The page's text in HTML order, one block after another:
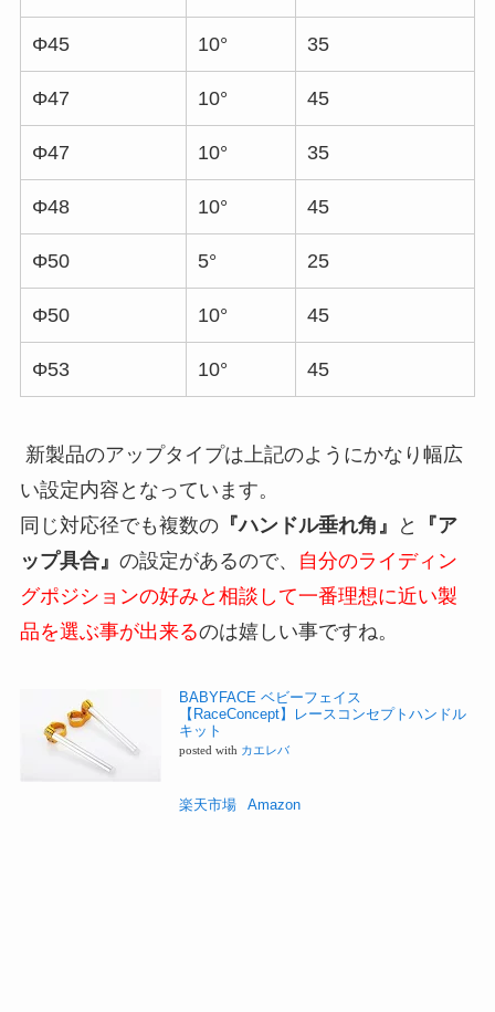
Φ45 10° 35
Φ47 10° 45
Φ47 10° 35
Φ48 10° 45
Φ50 5° 25
Φ50 10° 45
Φ53 10° 45
新製品のアップタイプは上記のようにかなり幅広
い設定内容となっています。
同じ対応径でも複数の『ハンドル垂れ角』 と
『ア
ップ具合』 の設定があるので、
自分のライディン
グポジションの好みと相談して一番理想に近い製
品を選ぶ事が出来るのは嬉しい事ですね。
BABYFACE ベビーフェイス
【RaceConcept】レースコンセプトハンドル
キット
posted with カエレバ
楽天市場 Amazon